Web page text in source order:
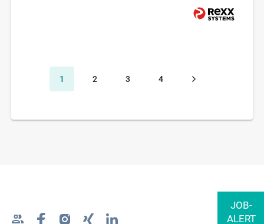
1 2 3 4